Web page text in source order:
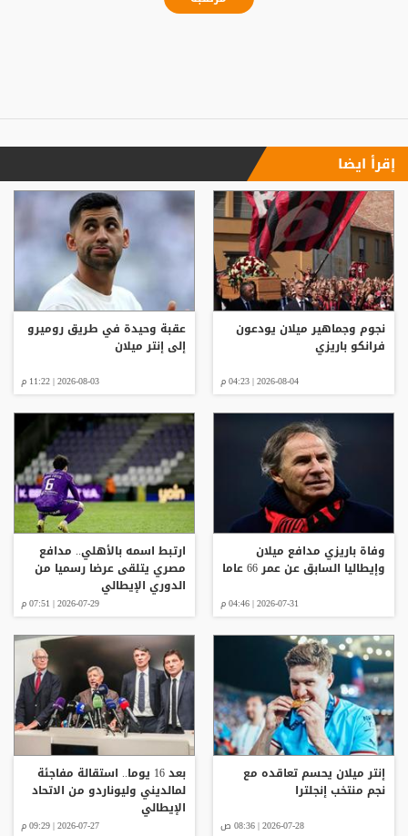
إقرأ ايضا
نجوم وجماهير ميلان يودعون
فرانكو باريزي
2026-08-04 | 04:23 م
عقبة وحيدة في طريق روميرو
إلى إنتر ميلان
2026-08-03 | 11:22 م
وفاة باريزي مدافع ميلان
وإيطاليا السابق عن عمر 66 عاما
2026-07-31 | 04:46 م
ارتبط اسمه بالأهلي.. مدافع
مصري يتلقى عرضا رسميا من
الدوري الإيطالي
2026-07-29 | 07:51 م
إنتر ميلان يحسم تعاقده مع
نجم منتخب إنجلترا
2026-07-28 | 08:36 ص
بعد 16 يوما.. استقالة مفاجئة
لمالديني وليوناردو من الاتحاد
الإيطالي
2026-07-27 | 09:29 م